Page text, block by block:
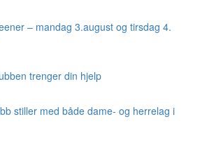
– mandag 3.august og tirsdag 4.
trenger din hjelp
stiller med både dame- og herrelag i